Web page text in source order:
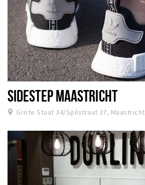
SIDESTEP MAASTRICHT
Grote Staat 34/Spilstraat 27, Maastricht